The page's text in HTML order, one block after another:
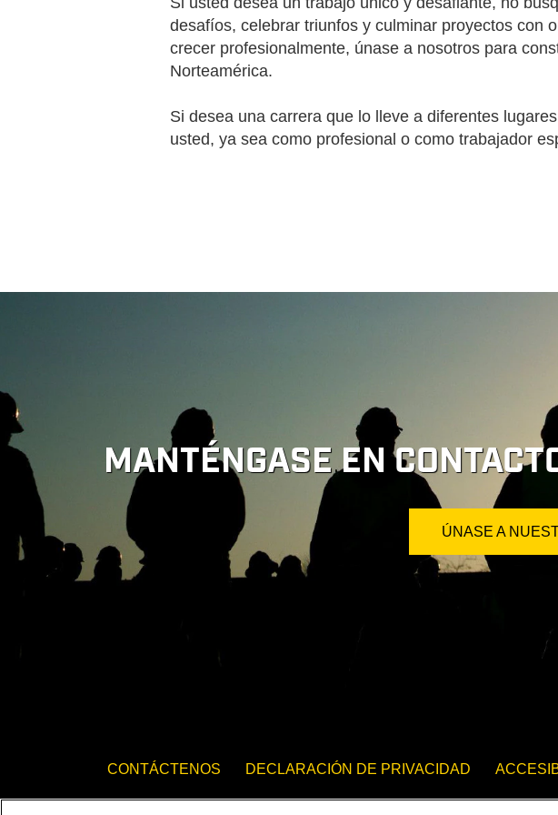
desafíos, celebrar triunfos y culminar proyectos con
crecer profesionalmente, únase a nosotros para
Norteamérica.
Si desea una carrera que lo lleve a diferentes
usted, ya sea como profesional o como trabajador
MANTÉNGASE EN
ÚNASE A
CONTÁCTENOS DECLARACIÓN DE PRIVACIDAD